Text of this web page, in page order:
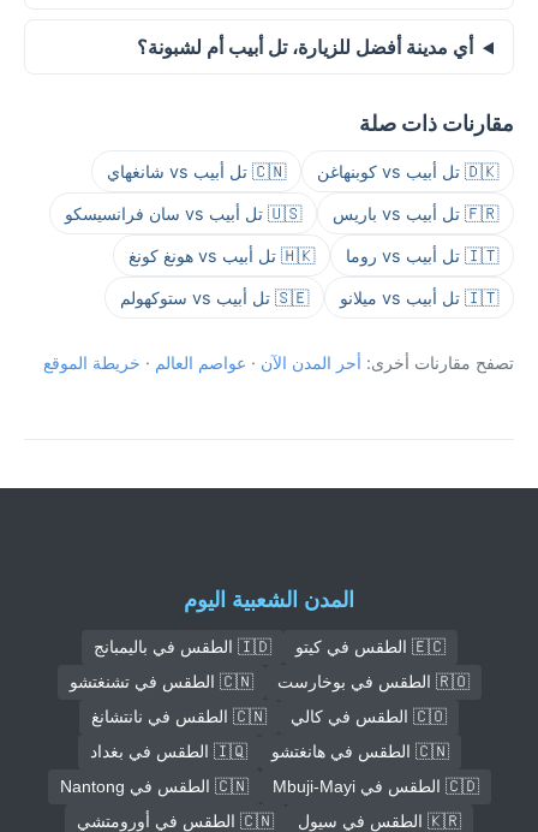
أي مدينة أفضل للزيارة، تل أبيب أم لشبونة؟
مقارنات ذات صلة
🇩🇰 تل أبيب vs كوبنهاغن 🇨🇳 تل أبيب vs شانغهاي
🇫🇷 تل أبيب vs باريس 🇺🇸 تل أبيب vs سان فرانسيسكو
🇮🇹 تل أبيب vs روما 🇭🇰 تل أبيب vs هونغ كونغ
🇮🇹 تل أبيب vs ميلانو 🇸🇪 تل أبيب vs ستوكهولم
تصفح مقارنات أخرى: أحر المدن الآن · عواصم العالم · خريطة الموقع
المدن الشعبية اليوم
🇪🇨 الطقس في كيتو
🇮🇩 الطقس في باليمبانج
🇷🇴 الطقس في بوخارست
🇨🇳 الطقس في تشنغتشو
🇨🇴 الطقس في كالي
🇨🇳 الطقس في نانتشانغ
🇨🇳 الطقس في هانغتشو
🇮🇶 الطقس في بغداد
🇨🇩 الطقس في Mbuji-Mayi
🇨🇳 الطقس في Nantong
🇰🇷 الطقس في سيول
🇨🇳 الطقس في أورومتشي